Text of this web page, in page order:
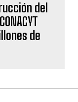
del
de